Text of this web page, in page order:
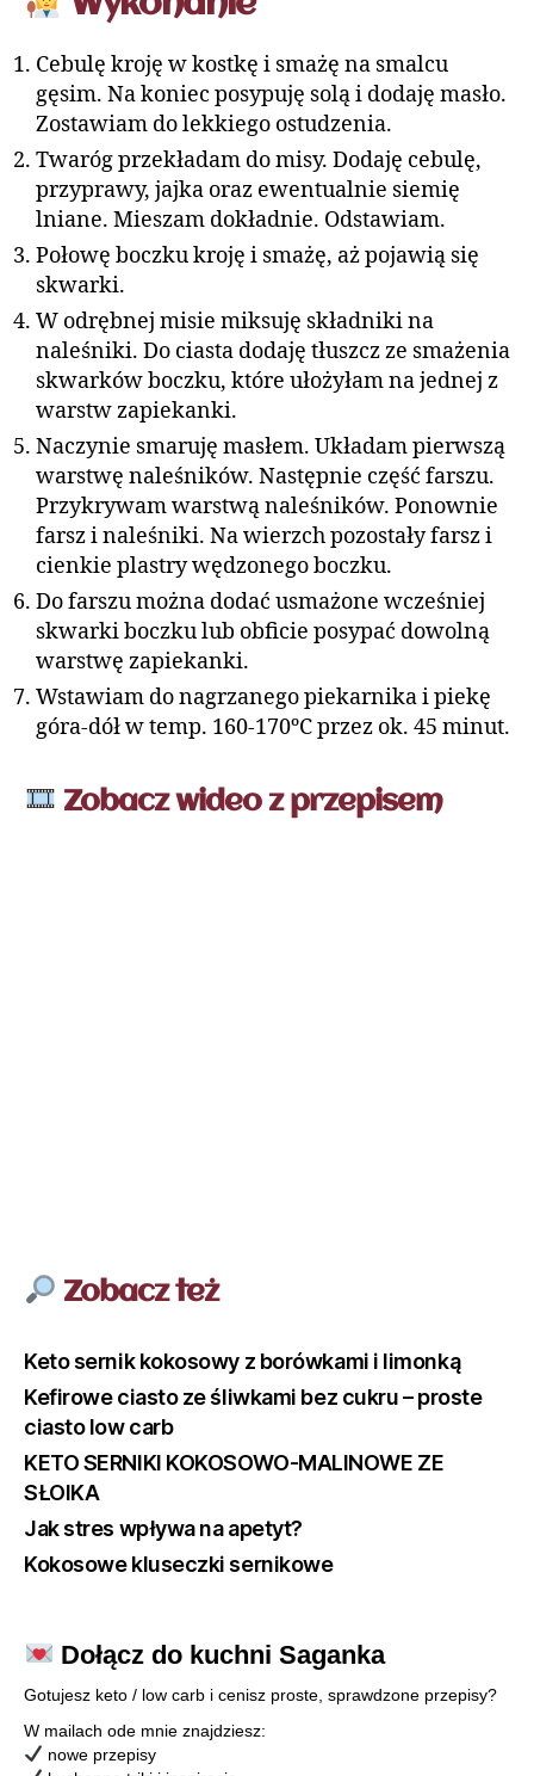
Cebulę kroję w kostkę i smażę na smalcu
gęsim. Na koniec posypuję solą i dodaję masło.
Zostawiam do lekkiego ostudzenia.
Twaróg przekładam do misy. Dodaję cebulę,
przyprawy, jajka oraz ewentualnie siemię
lniane. Mieszam dokładnie. Odstawiam.
Połowę boczku kroję i smażę, aż pojawią się
skwarki.
W odrębnej misie miksuję składniki na
naleśniki. Do ciasta dodaję tłuszcz ze smażenia
skwarków boczku, które ułożyłam na jednej z
warstw zapiekanki.
Naczynie smaruję masłem. Układam pierwszą
warstwę naleśników. Następnie część farszu.
Przykrywam warstwą naleśników. Ponownie
farsz i naleśniki. Na wierzch pozostały farsz i
cienkie plastry wędzonego boczku.
Do farszu można dodać usmażone wcześniej
skwarki boczku lub obficie posypać dowolną
warstwę zapiekanki.
Wstawiam do nagrzanego piekarnika i piekę
góra-dół w temp. 160-170ºC przez ok. 45 minut.
Zobacz wideo z przepisem
Zobacz też
Keto sernik kokosowy z borówkami i limonką
Kefirowe ciasto ze śliwkami bez cukru – proste
ciasto low carb
KETO SERNIKI KOKOSOWO-MALINOWE ZE
SŁOIKA
Jak stres wpływa na apetyt?
Kokosowe kluseczki sernikowe
Dołącz do kuchni Saganka
Gotujesz keto / low carb i cenisz proste, sprawdzone przepisy?
W mailach ode mnie znajdziesz:
nowe przepisy